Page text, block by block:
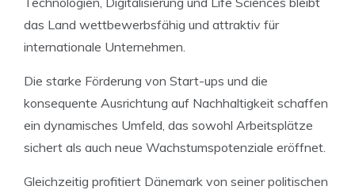
das Land wettbewerbsfähig und attraktiv für
internationale Unternehmen.
Die starke Förderung von Start-ups und die
konsequente Ausrichtung auf Nachhaltigkeit schaffen
ein dynamisches Umfeld, das sowohl Arbeitsplätze
sichert als auch neue Wachstumspotenziale eröffnet.
Gleichzeitig profitiert Dänemark von seiner politischen